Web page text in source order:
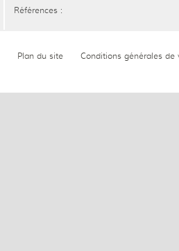
Références :
Plan du site Conditions générales de